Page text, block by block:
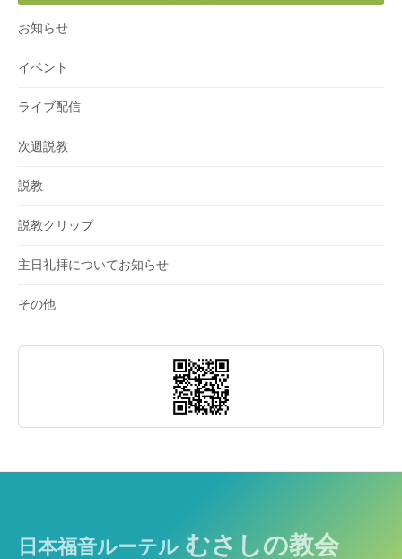
お知らせ
イベント
ライブ配信
次週説教
説教
説教クリップ
主日礼拝についてお知らせ
その他
日本福音ルーテル むさしの教会